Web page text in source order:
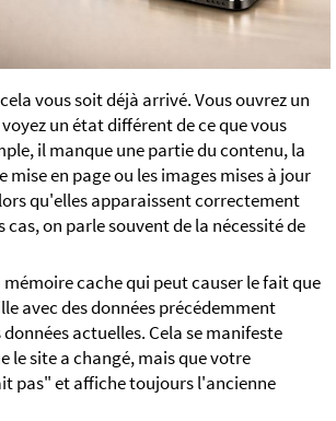
vous soit déjà arrivé. Vous ouvrez un
un état différent de ce que vous
il manque une partie du contenu, la
mise en page ou les images mises à jour
qu'elles apparaissent correctement
cas, on parle souvent de la nécessité de
cache qui peut causer le fait que
avec des données précédemment
actuelles. Cela se manifeste
le site a changé, mais que votre
pas" et affiche toujours l'ancienne